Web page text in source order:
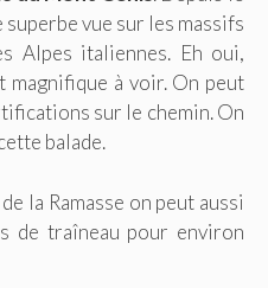
superbe vue sur les massifs
Alpes italiennes. Eh oui,
magnifique à voir. On peut
sur le chemin. On
balade.
la Ramasse on peut aussi
de traîneau pour environ